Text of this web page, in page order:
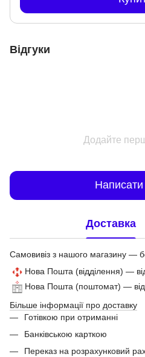
Відгуки
Додайте
Написати
Доставка
Самовивіз з нашого магазину —
Нова Пошта (відділення) —
Нова Пошта (поштомат) — від
Більше інформації про доставку
Готівкою при отриманні
Банківською карткою
Переказ на розрахунковий